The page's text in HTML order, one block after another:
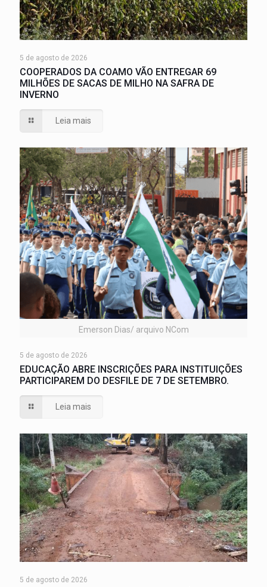
5 de agosto de 2026
COOPERADOS DA COAMO VÃO ENTREGAR 69
MILHÕES DE SACAS DE MILHO NA SAFRA DE
INVERNO
Leia mais
Emerson Dias/ arquivo NCom
5 de agosto de 2026
EDUCAÇÃO ABRE INSCRIÇÕES PARA INSTITUIÇÕES
PARTICIPAREM DO DESFILE DE 7 DE SETEMBRO.
Leia mais
5 de agosto de 2026